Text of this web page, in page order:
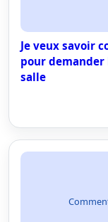
Je veux savoir
pour
salle